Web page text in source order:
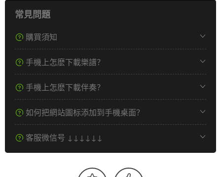
常見問題
購買須知
手機上怎麽下載樂譜？
手機上怎麽下載伴奏？
如何把網站圖标添加到手機桌面？
客服微信号 ↓↓↓↓↓↓